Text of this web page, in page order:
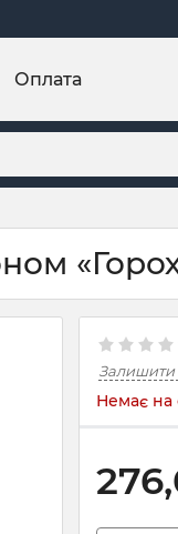
Оплата
Залишити
Немає на